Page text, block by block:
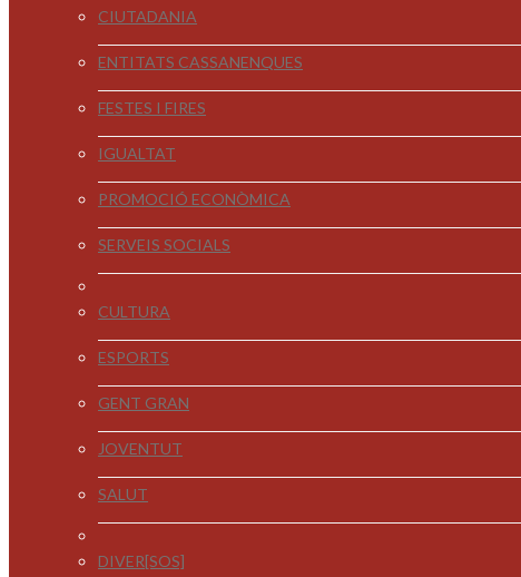
CIUTADANIA
ENTITATS CASSANENQUES
FESTES I FIRES
IGUALTAT
PROMOCIÓ ECONÒMICA
SERVEIS SOCIALS
CULTURA
ESPORTS
GENT GRAN
JOVENTUT
SALUT
DIVER[SOS]